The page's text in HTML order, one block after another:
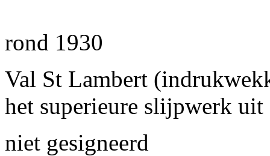
rond 1930
Val St Lambert
het superieure slijpwerk uit
niet gesigneerd